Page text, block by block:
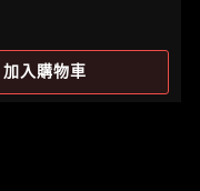
加入購物車